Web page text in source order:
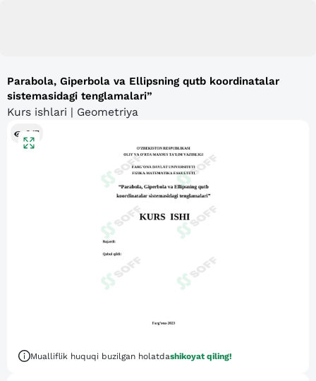
Parabola, Giperbola va Ellipsning qutb koordinatalar
sistemasidagi tenglamalari”
Kurs ishlari | Geometriya
647
Mualliflik huquqi buzilgan holatdashikoyat qiling!